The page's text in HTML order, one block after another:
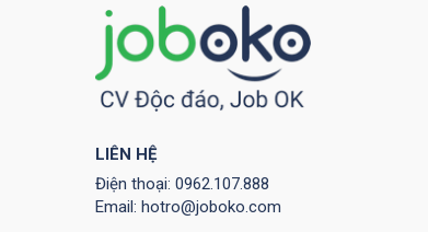
LIÊN HỆ
Điện thoại: 0962.107.888
Email: hotro@joboko.com